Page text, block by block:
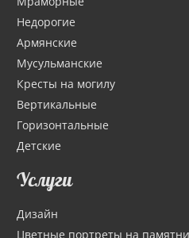
Недорогие
Армянские
Мусульманские
Кресты на могилу
Вертикальные
Горизонтальные
Детские
Услуги
Дизайн
Цветные портреты на